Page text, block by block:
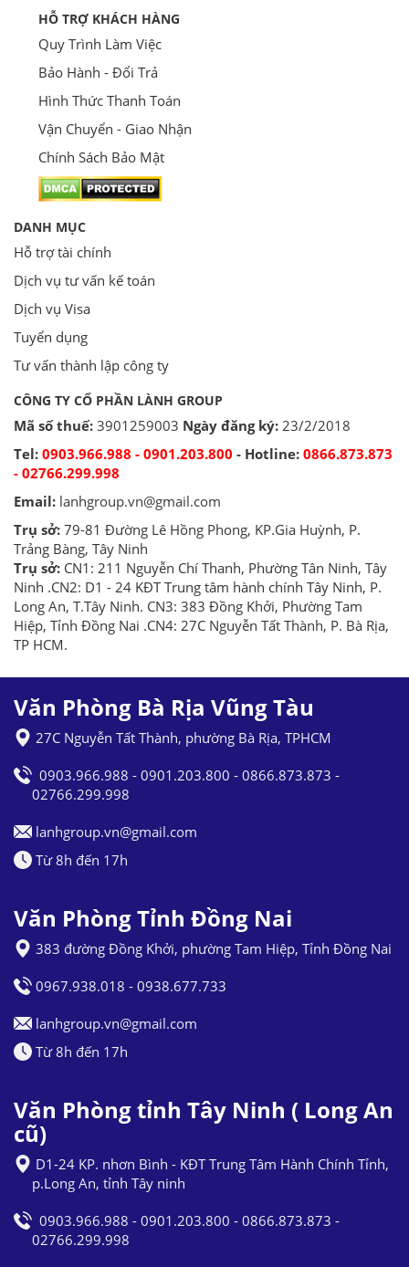
HỖ TRỢ KHÁCH HÀNG
Quy Trình Làm Việc
Bảo Hành - Đổi Trả
Hình Thức Thanh Toán
Vận Chuyển - Giao Nhận
Chính Sách Bảo Mật
DANH MỤC
Hỗ trợ tài chính
Dịch vụ tư vấn kế toán
Dịch vụ Visa
Tuyển dụng
Tư vấn thành lập công ty
CÔNG TY CỔ PHẦN LÀNH GROUP
Mã số thuế: 3901259003 Ngày đăng ký: 23/2/2018
Tel: 0903.966.988 - 0901.203.800 - Hotline: 0866.873.873
- 02766.299.998
Email: lanhgroup.vn@gmail.com
Trụ sở: 79-81 Đường Lê Hồng Phong, KP.Gia Huỳnh, P.
Trảng Bàng, Tây Ninh
Trụ sở: CN1: 211 Nguyễn Chí Thanh, Phường Tân Ninh, Tây
Ninh .CN2: D1 - 24 KĐT Trung tâm hành chính Tây Ninh, P.
Long An, T.Tây Ninh. CN3: 383 Đồng Khởi, Phường Tam
Hiệp, Tỉnh Đồng Nai .CN4: 27C Nguyễn Tất Thành, P. Bà Rịa,
TP HCM.
Văn Phòng Bà Rịa Vũng Tàu
27C Nguyễn Tất Thành, phường Bà Rịa, TPHCM
0903.966.988 - 0901.203.800 - 0866.873.873 -
02766.299.998
lanhgroup.vn@gmail.com
Từ 8h đến 17h
Văn Phòng Tỉnh Đồng Nai
383 đường Đồng Khởi, phường Tam Hiệp, Tỉnh Đồng Nai
0967.938.018 - 0938.677.733
lanhgroup.vn@gmail.com
Từ 8h đến 17h
Văn Phòng tỉnh Tây Ninh ( Long An
cũ)
D1-24 KP. nhơn Bình - KĐT Trung Tâm Hành Chính Tỉnh,
p.Long An, tỉnh Tây ninh
0903.966.988 - 0901.203.800 - 0866.873.873 -
02766.299.998